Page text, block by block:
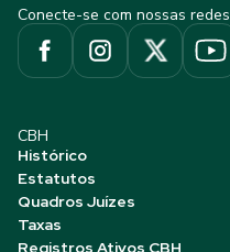
Conecte-se com nossas redes
CBH
Histórico
Estatutos
Quadros Juízes
Taxas
Registros Ativos CBH